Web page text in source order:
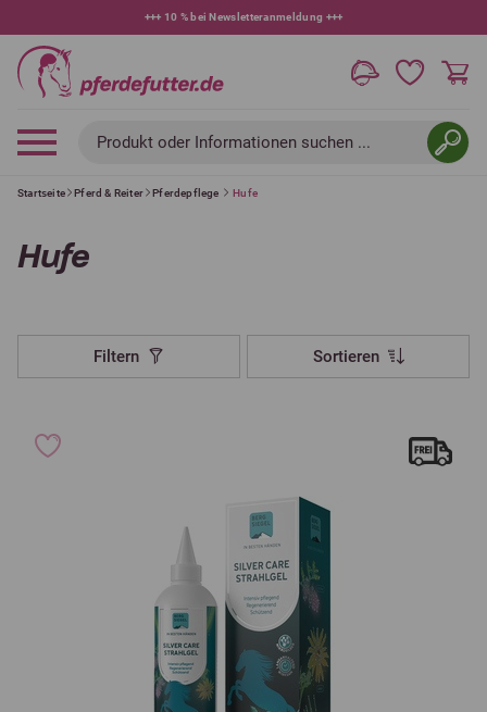
+++ 10 % bei Newsletteranmeldung +++
Produkt oder Informationen suchen ...
Startseite Pferd & Reiter Pferdepflege Hufe
Hufe
Filtern Sortieren